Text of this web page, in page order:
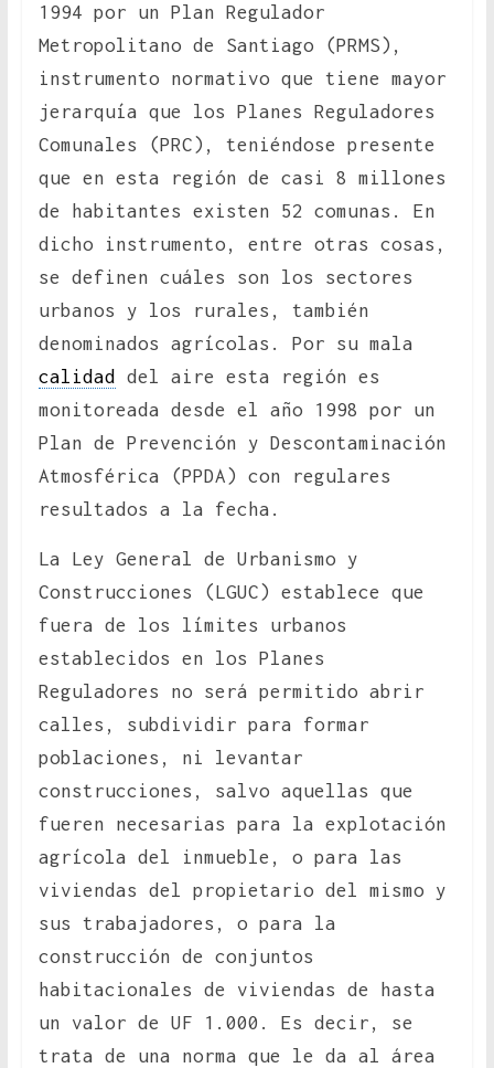
1994 por un Plan Regulador
Metropolitano de Santiago (PRMS),
instrumento normativo que tiene mayor
jerarquía que los Planes Reguladores
Comunales (PRC), teniéndose presente
que en esta región de casi 8 millones
de habitantes existen 52 comunas. En
dicho instrumento, entre otras cosas,
se definen cuáles son los sectores
urbanos y los rurales, también
denominados agrícolas. Por su mala
calidad
del aire esta región es
monitoreada desde el año 1998 por un
Plan de Prevención y Descontaminación
Atmosférica (PPDA) con regulares
resultados a la fecha.
La Ley General de Urbanismo y
Construcciones (LGUC) establece que
fuera de los límites urbanos
establecidos en los Planes
Reguladores no será permitido abrir
calles, subdividir para formar
poblaciones, ni levantar
construcciones, salvo aquellas que
fueren necesarias para la explotación
agrícola del inmueble, o para las
viviendas del propietario del mismo y
sus trabajadores, o para la
construcción de conjuntos
habitacionales de viviendas de hasta
un valor de UF 1.000. Es decir, se
trata de una norma que le da al área